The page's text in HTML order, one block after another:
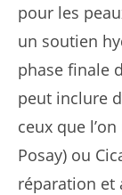
pour les
un soutien
phase finale
peut inclure
ceux que
Posay) ou
réparation et